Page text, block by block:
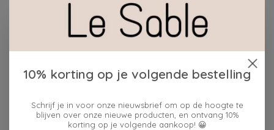
10% korting op je volgende bestelling
Schrijf je in voor onze nieuwsbrief om op de hoogte te
blijven over onze nieuwe producten, en ontvang 10%
korting op je volgende aankoop! 😀